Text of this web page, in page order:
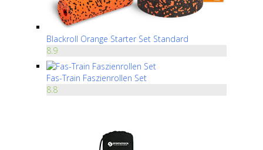
Blackroll Orange Starter Set Standard
8.9
Fas-Train Faszienrollen Set
8.8